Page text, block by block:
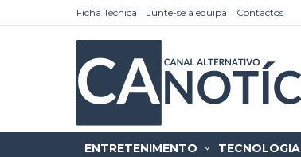
Ficha Técnica Junte-se à equipa Contactos
ENTRETENIMENTO TECNOLOGIA